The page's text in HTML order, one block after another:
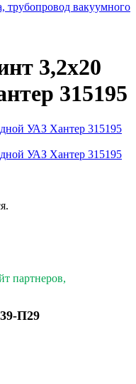
трубопровод вакуумного
3,2х20
315195
партнеров,
П29